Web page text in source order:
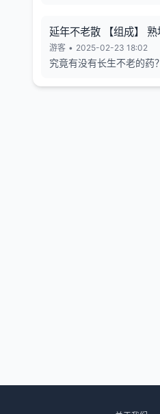
延年不老散 【组成】 熟地黄200克,天
冬180克 五味子60 克
游客 • 2025-02-23 18:02
究竟有没有长生不老的药？